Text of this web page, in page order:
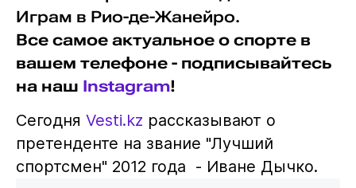
Играм в Рио-де-Жанейро.
Все самое актуальное о спорте в
вашем телефоне - подписывайтесь
на наш Instagram!
Сегодня Vesti.kz рассказывают о
претенденте на звание "Лучший
спортсмен" 2012 года - Иване Дычко.